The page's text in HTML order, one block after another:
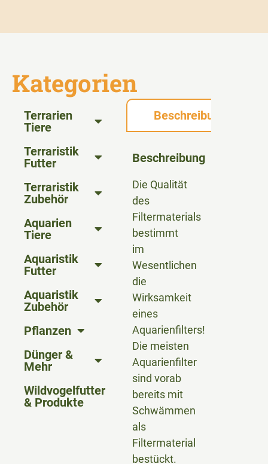
Kategorien
Terrarien
Tiere
Terraristik
Futter
Terraristik
Zubehör
Aquarien
Tiere
Aquaristik
Futter
Aquaristik
Zubehör
Pflanzen
Dünger &
Mehr
Wildvogelfutter
& Produkte
Beschreibung
Beschreibung
Die Qualität
des
Filtermaterials
bestimmt
im
Wesentlichen
die
Wirksamkeit
eines
Aquarienfilters!
Die meisten
Aquarienfilter
sind vorab
bereits mit
Schwämmen
als
Filtermaterial
bestückt.